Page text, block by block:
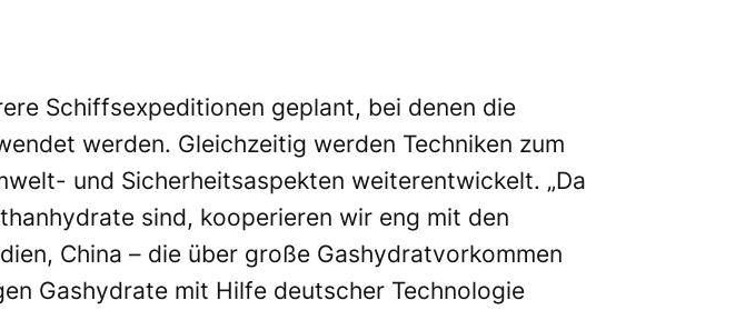
Schiffsexpeditionen geplant, bei denen die
werden. Gleichzeitig werden Techniken zum
und Sicherheitsaspekten weiterentwickelt. „Da
sind, kooperieren wir eng mit den
China – die über große Gashydratvorkommen
Gashydrate mit Hilfe deutscher Technologie